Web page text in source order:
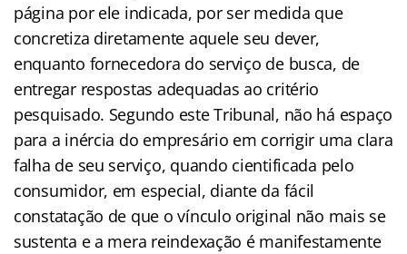
página por ele indicada, por ser medida que
concretiza diretamente aquele seu dever,
enquanto fornecedora do serviço de busca, de
entregar respostas adequadas ao critério
pesquisado. Segundo este Tribunal, não há espaço
para a inércia do empresário em corrigir uma clara
falha de seu serviço, quando cientificada pelo
consumidor, em especial, diante da fácil
constatação de que o vínculo original não mais se
sustenta e a mera reindexação é manifestamente